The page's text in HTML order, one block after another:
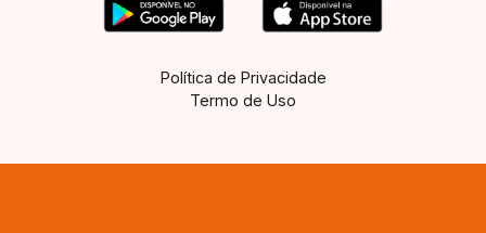
Política de Privacidade
Termo de Uso